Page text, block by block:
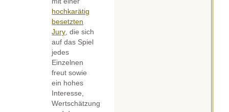
hochkarätig
besetzten
Jury, die sich
auf das Spiel
jedes
Einzelnen
freut sowie
ein hohes
Interesse,
Wertschätzung